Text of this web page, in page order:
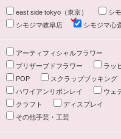
east side tokyo（東京）
シ
シモジマ岐阜店
シモジマ心
アーティフィシャルフラワー
プリザーブドフラワー
ラッ
POP
スクラップブッキング
ハワイアンリボンレイ
ウェ
クラフト
ディスプレイ
その他手芸・工芸